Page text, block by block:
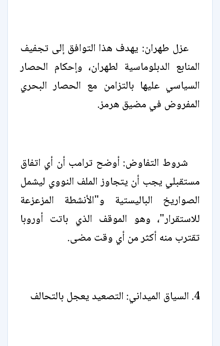
عزل طهران: يهدف هذا التوافق إلى تجفيف
المنابع الدبلوماسية لطهران، وإحكام الحصار
السياسي عليها بالتزامن مع الحصار البحري
المفروض في مضيق هرمز.
شروط التفاوض: أوضح ترامب أن أي اتفاق
مستقبلي يجب أن يتجاوز الملف النووي ليشمل
الصواريخ الباليستية و"الأنشطة المزعزعة
للاستقرار"، وهو الموقف الذي باتت أوروبا
تقترب منه أكثر من أي وقت مضى.
4. السياق الميداني: التصعيد يعجل بالتحالف